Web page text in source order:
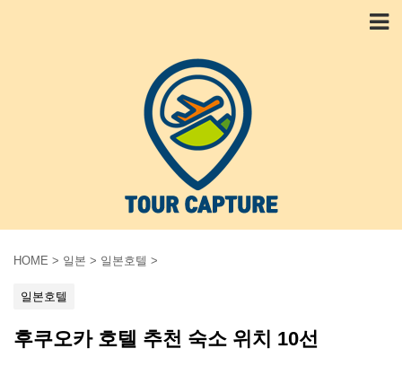
HOME > 일본 > 일본호텔 >
일본호텔
후쿠오카 호텔 추천 숙소 위치 10선